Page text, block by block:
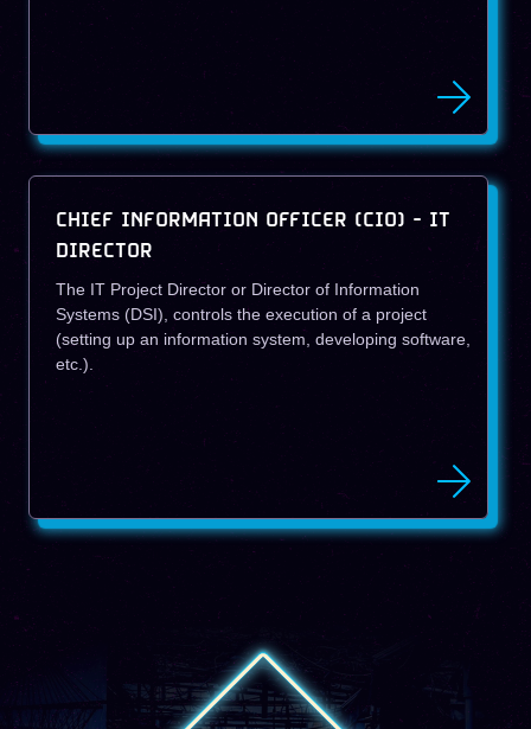
CHIEF INFORMATION OFFICER (CIO) - IT
DIRECTOR
The IT Project Director or Director of Information
Systems (DSI), controls the execution of a project
(setting up an information system, developing software,
etc.).